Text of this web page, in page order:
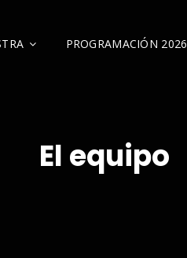
PROGRAMACIÓN 2026
El equipo